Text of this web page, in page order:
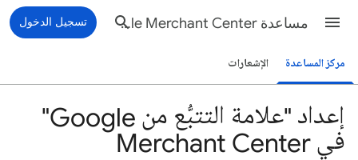
مساعدة Google Merchant Center تسجيل الدخول
مركز المساعدة الإشعارات
إعداد "علامة التتبُّع من Google"
في Merchant Center